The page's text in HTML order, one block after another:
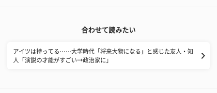
合わせて読みたい
アイツは持ってる……大学時代「将来大物になる」と感じた友人・知
人「演説の才能がすごい→政治家に」